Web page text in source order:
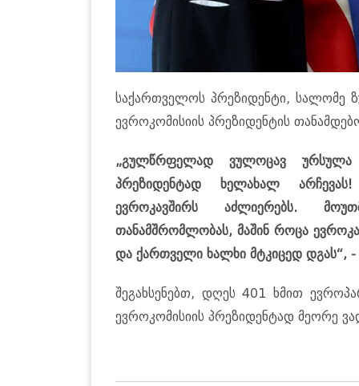
საქართველოს პრეზიდენტი, სალომე
ევროკომისიის პრეზიდენტის
„გულწრფელად ვულოცავ
პრეზიდენტად ხელახალ
ევროკავშირს აძლიერებს.
თანამშრომლობას, მაშინ როცა
და ქართველი ხალხი მტკიცედ დგას“,
შეგახსენებთ, დღეს 401 ხმით
ევროკომისიის პრეზიდენტად მეორე